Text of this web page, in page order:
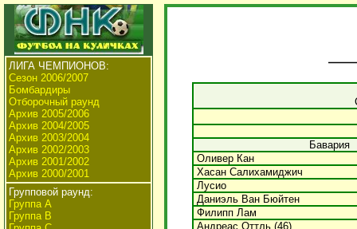
ЛИГА ЧЕМПИОНОВ:
Сезон 2006/2007
Бомбардиры
Отборочный раунд
Архив 2005/2006
Архив 2004/2005
Архив 2003/2004
Архив 2002/2003
Архив 2001/2002
Архив 2000/2001
Групповой раунд:
Группа А
Группа В
Бавария
Оливер Кан
Хасан Салихамиджич
Лусио
Даниэль Ван Бюйтен
Филипп Лам
Андреас Оттль (46)